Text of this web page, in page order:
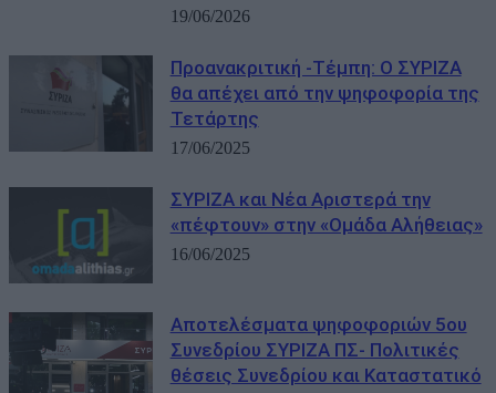
19/06/2026
Προανακριτική -Τέμπη: Ο ΣΥΡΙΖΑ
θα απέχει από την ψηφοφορία της
Τετάρτης
17/06/2025
ΣΥΡΙΖΑ και Νέα Αριστερά την
«πέφτουν» στην «Ομάδα Αλήθειας»
16/06/2025
Αποτελέσματα ψηφοφοριών 5ου
Συνεδρίου ΣΥΡΙΖΑ ΠΣ- Πολιτικές
θέσεις Συνεδρίου και Καταστατικό